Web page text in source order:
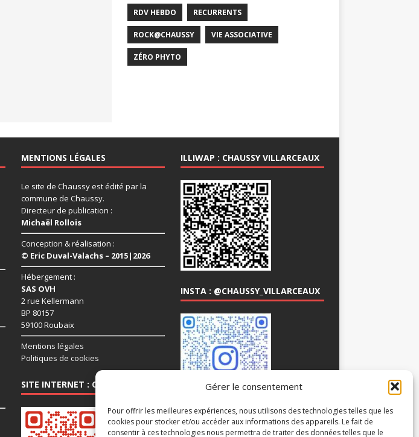
Gérer le consentement
Pour offrir les meilleures expériences, nous utilisons des technologies telles que les
cookies pour stocker et/ou accéder aux informations des appareils. Le fait de
consentir à ces technologies nous permettra de traiter des données telles que le
RDV HEBDO RECURRENTS
ROCK@CHAUSSY VIE ASSOCIATIVE
ZÉRO PHYTO
MENTIONS LÉGALES
Le site de Chaussy est édité par la
commune de Chaussy.
Directeur de publication :
Michaël Rollois
Conception & réalisation :
© Eric Duval-Valachs – 2015|2026
Hébergement :
SAS OVH
2 rue Kellermann
BP 80157
59100 Roubaix
Mentions légales
Politiques de cookies
SITE INTERNET : CHAUSSY95.COM
ILLIWAP : CHAUSSY VILLARCEAUX
INSTA : @CHAUSSY_VILLARCEAUX